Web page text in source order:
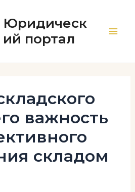
Юридическ
ий портал
важность
складом